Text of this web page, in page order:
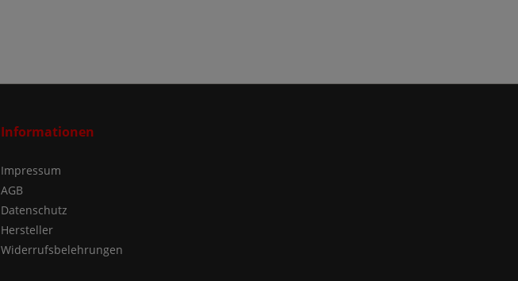
Informationen
Impressum
AGB
Datenschutz
Hersteller
Widerrufsbelehrungen